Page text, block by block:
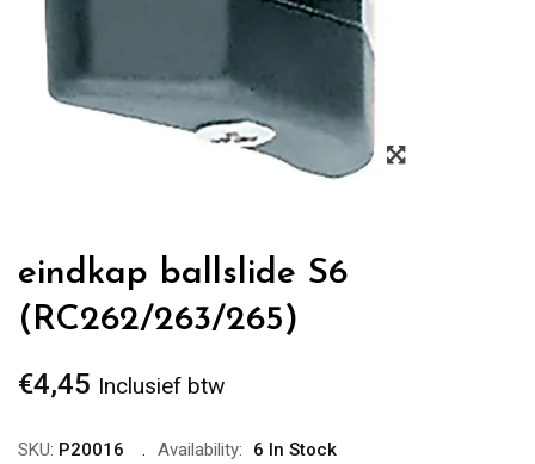
eindkap ballslide S6
(RC262/263/265)
€4,45 Inclusief btw
SKU: P20016 Availability:
6 In Stock